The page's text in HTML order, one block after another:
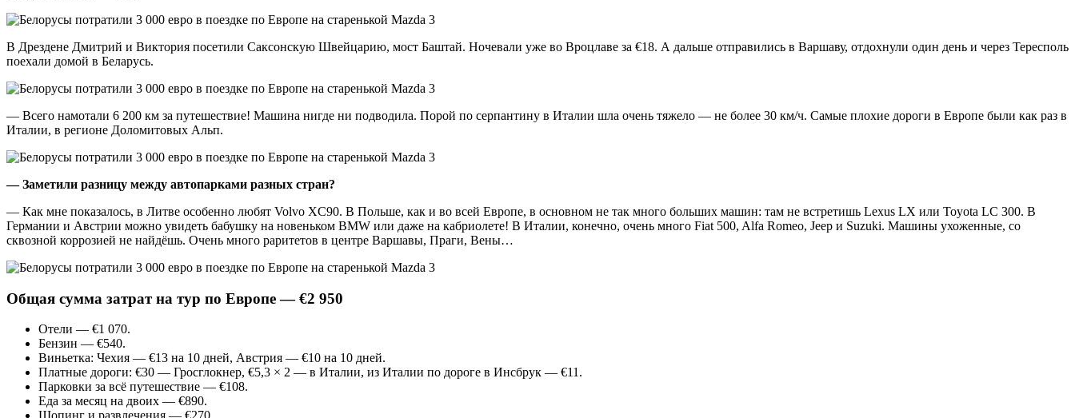
В Дрездене Дмитрий и Виктория посетили Саксонскую Швейцарию, мост Баштай. Ночевали уже во Вроцлаве за €18. А дальше отправились в Варшаву, отдохнули один день и через Тересполь
поехали домой в Беларусь.
— Всего намотали 6 200 км за путешествие! Машина нигде ни подводила. Порой по серпантину в Италии шла очень тяжело — не более 30 км/ч. Самые плохие дороги в Европе были как раз в
Италии, в регионе Доломитовых Альп.
— Заметили разницу между автопарками разных стран?
— Как мне показалось, в Литве особенно любят Volvo XC90. В Польше, как и во всей Европе, в основном не так много больших машин: там не встретишь Lexus LX или Toyota LC 300. В
Германии и Австрии можно увидеть бабушку на новеньком BMW или даже на кабриолете! В Италии, конечно, очень много Fiat 500, Alfa Romeo, Jeep и Suzuki. Машины ухоженные, со
сквозной коррозией не найдёшь. Очень много раритетов в центре Варшавы, Праги, Вены…
Общая сумма затрат на тур по Европе —€2 950
Отели — €1 070.
Бензин — €540.
Виньетка: Чехия — €13 на 10 дней, Австрия — €10 на 10 дней.
Платные дороги: €30 — Гросглокнер, €5,3 × 2 — в Италии, из Италии по дороге в Инсбрук — €11.
Парковки за всё путешествие — €108.
Еда за месяц на двоих — €890.